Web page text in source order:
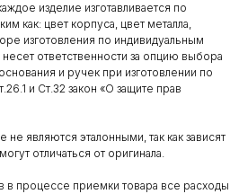
изделие изготавливается по
как: цвет корпуса, цвет металла,
изготовления по индивидуальным
ответственности за опцию выбора
и ручек при изготовлении по
и Ст.32 закон «О защите прав
не являются эталонными, так как зависят
отличаться от оригинала.
в процессе приемки товара все расходы